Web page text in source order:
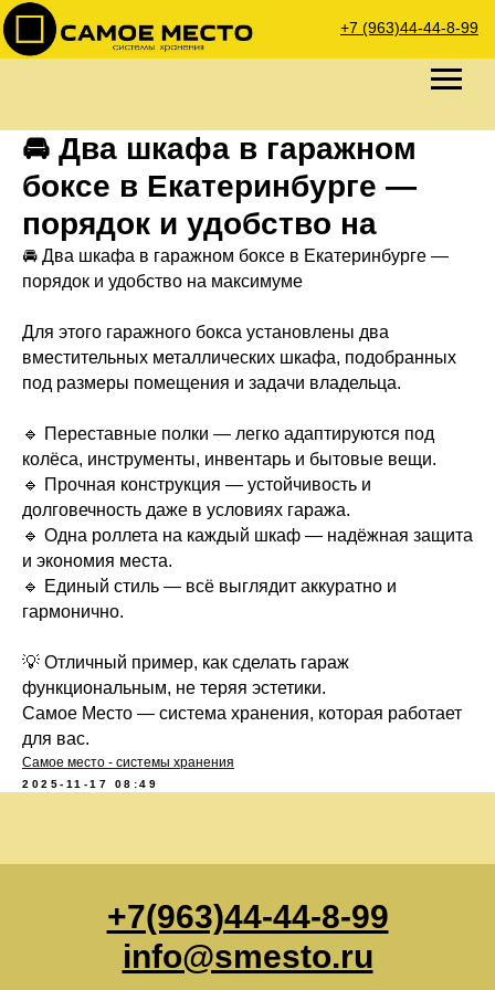
🚘 Два шкафа в гаражном
боксе в Екатеринбурге —
порядок и удобство на
🚘 Два шкафа в гаражном боксе в Екатеринбурге —
порядок и удобство на максимуме
Для этого гаражного бокса установлены два
вместительных металлических шкафа, подобранных
под размеры помещения и задачи владельца.
🔹 Переставные полки — легко адаптируются под
колёса, инструменты, инвентарь и бытовые вещи.
🔹 Прочная конструкция — устойчивость и
долговечность даже в условиях гаража.
🔹 Одна роллета на каждый шкаф — надёжная защита
и экономия места.
🔹 Единый стиль — всё выглядит аккуратно и
гармонично.
💡 Отличный пример, как сделать гараж
функциональным, не теряя эстетики.
Самое Место — система хранения, которая работает
для вас.
Самое место - системы хранения
2025-11-17 08:49
+7(963)44-44-8-99
info@smesto.ru